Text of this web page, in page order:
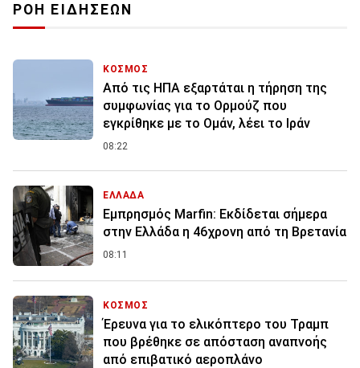
ΡΟΗ ΕΙΔΗΣΕΩΝ
ΚΟΣΜΟΣ
Από τις ΗΠΑ εξαρτάται η τήρηση της
συμφωνίας για το Ορμούζ που
εγκρίθηκε με το Ομάν, λέει το Ιράν
08:22
ΕΛΛΑΔΑ
Εμπρησμός Marfin: Εκδίδεται σήμερα
στην Ελλάδα η 46χρονη από τη Βρετανία
08:11
ΚΟΣΜΟΣ
Έρευνα για το ελικόπτερο του Τραμπ
που βρέθηκε σε απόσταση αναπνοής
από επιβατικό αεροπλάνο